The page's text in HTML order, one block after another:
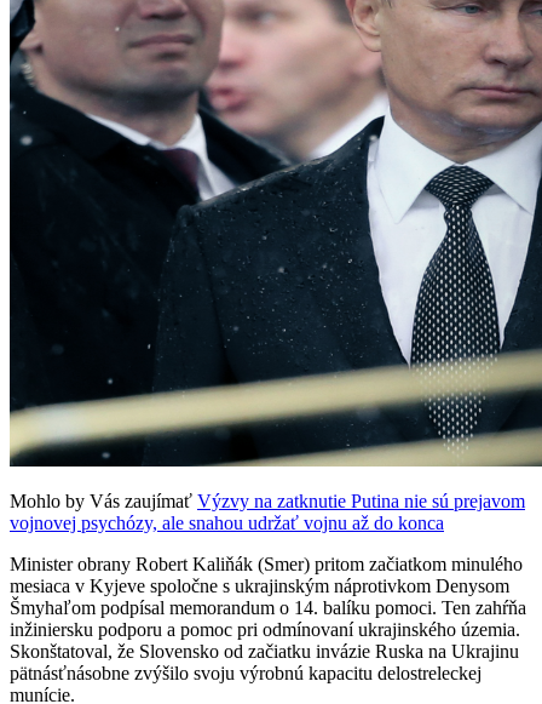
Mohlo by Vás zaujímať Výzvy na zatknutie Putina nie sú prejavom
vojnovej psychózy, ale snahou udržať vojnu až do konca
Minister obrany Robert Kaliňák (Smer) pritom začiatkom minulého
mesiaca v Kyjeve spoločne s ukrajinským náprotivkom Denysom
Šmyhaľom podpísal memorandum o 14. balíku pomoci. Ten zahŕňa
inžiniersku podporu a pomoc pri odmínovaní ukrajinského územia.
Skonštatoval, že Slovensko od začiatku invázie Ruska na Ukrajinu
pätnásťnásobne zvýšilo svoju výrobnú kapacitu delostreleckej
munície.